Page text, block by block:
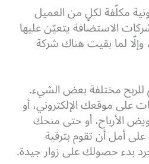
مكلّفة لكلٍ من العميل
الاستضافة يتعيّن عليها
لما بقيت هناك شركة
مختلفة بعض الشيء.
على موقعك الإلكتروني، أو
الأرباح، أو حتى منحك
أمل أن تقوم بترقية
بدء حصولك على زوار جيدة.